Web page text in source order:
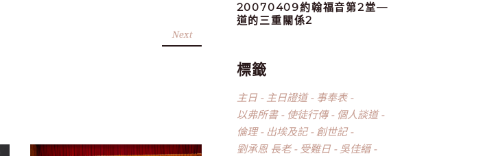
Next
20070409約翰福音第2堂—
道的三重關係2
標籤
主日 主日證道
事奉表
以弗所書
使徒行傳
個人談道
倫理
出埃及記
創世記
劉承恩 長老
受難日
吳佳縉